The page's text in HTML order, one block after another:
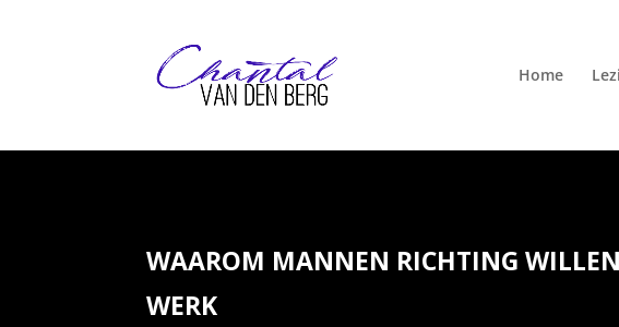
Home
WAAROM MANNEN RICHTING
WERK